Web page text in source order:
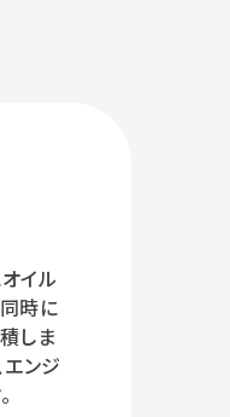
イル
時に
しま
エンジ